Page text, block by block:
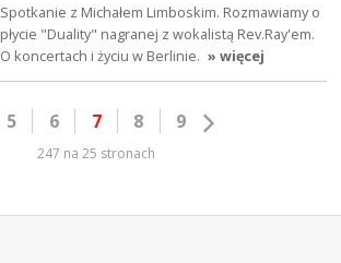
Spotkanie z Michałem Limboskim. Rozmawiamy o
płycie "Duality" nagranej z wokalistą Rev.Ray'em.
O koncertach i życiu w Berlinie. » więcej
5 6 7 8 9
247 na 25 stronach